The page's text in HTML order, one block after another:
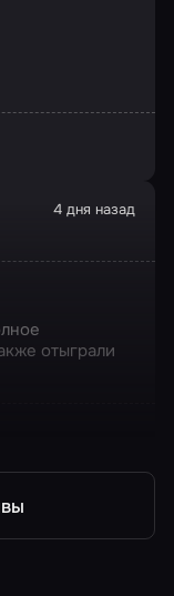
4 дня назад
отыграли